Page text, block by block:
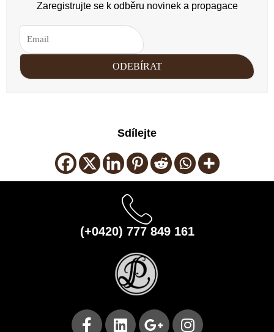
Zaregistrujte se k odběru novinek a propagace
Sdílejte
(+0420) 777 849 161
F
L
G
I